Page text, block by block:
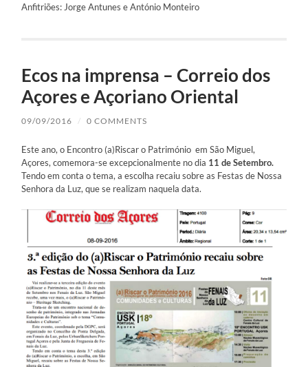
Anfitriões: Jorge Antunes e António Monteiro
Ecos na imprensa – Correio dos
Açores e Açoriano Oriental
09/09/2016 / 0 COMMENTS
Este ano, o Encontro (a)Riscar o Património em São Miguel,
Açores, comemora-se excepcionalmente no dia 11 de Setembro.
Tendo em conta o tema, a escolha recaiu sobre as Festas de Nossa
Senhora da Luz, que se realizam naquela data.